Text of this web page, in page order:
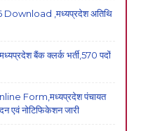
,मध्यप्रदेश अतिथि
बैंक क्लर्क भर्ती,570 पदों
Form,मध्यप्रदेश पंचायत
एवं नोटिफिकेशन जारी